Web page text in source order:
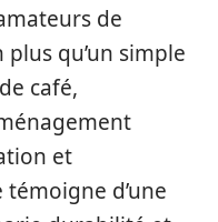
de
qu’un simple
café,
et
d’une